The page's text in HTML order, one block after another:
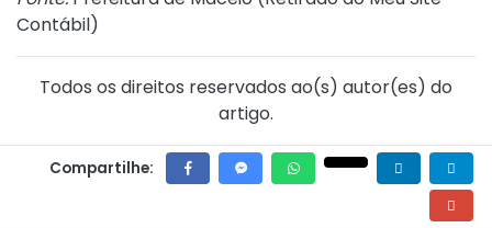
Contábil)
Todos os direitos reservados ao(s) autor(es) do
artigo.
Compartilhe: